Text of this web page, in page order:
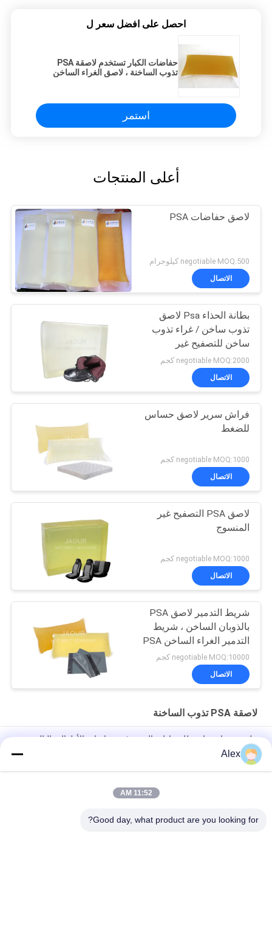
احصل على افضل سعر ل
حفاضات الكبار تستخدم لاصقة PSA
تذوب الساخنة ، لاصق الغراء الساخن
استمر
أعلى المنتجات
لاصق حفاضات PSA
negotiable MOQ:500 كيلوجرام
الاتصال
بطانة الحذاء Psa لاصق
تذوب ساخن / غراء تذوب
ساخن للتصفيح غير
المنسوج
negotiable MOQ:2000 كجم
الاتصال
فراش سرير لاصق حساس
للضغط
negotiable MOQ:1000 كجم
الاتصال
لاصق PSA التصفيح غير
المنسوج
negotiable MOQ:1000 كجم
الاتصال
شريط التدمير لاصق PSA
بالذوبان الساخن ، شريط
التدمير الغراء الساخن PSA
negotiable MOQ:10000 كجم
الاتصال
لاصقة PSA تذوب الساخنة
ملصق ذوبان ساخن للضمادات المرنة في حفاضات الأطفال والبالغين
الغراء المصهور على الساخن لصنع حفاضات الغراء البناء لإنتاج حفاضات
الأطفال
Premium Grade Positioning Hot Melt PSA for lady sanitary
Alex
11:52 AM
Good day, what product are you looking for?